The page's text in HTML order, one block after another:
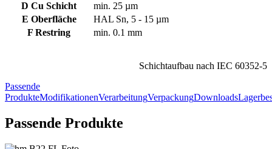
D Cu Schicht
min. 25 µm
E Oberfläche
HAL Sn, 5 - 15 µm
F Restring
min. 0.1 mm
Schichtaufbau nach IEC 60352-5
Passende
ProdukteModifikationenVerarbeitungVerpackungDownloads
Passende Produkte